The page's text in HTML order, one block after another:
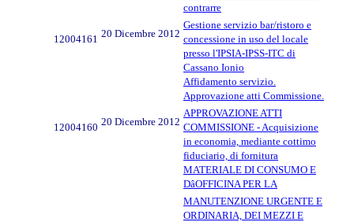
contrarre
12004161 20 Dicembre 2012
Gestione servizio bar/ristoro e
concessione in uso del locale
presso l'IPSIA-IPSS-ITC di
Cassano Ionio
Affidamento servizio.
Approvazione atti Commissione.
12004160 20 Dicembre 2012
APPROVAZIONE ATTI
COMMISSIONE - Acquisizione
in economia, mediante cottimo
fiduciario, di fornitura
MATERIALE DI CONSUMO E
DâOFFICINA PER LA
MANUTENZIONE URGENTE E
ORDINARIA, DEI MEZZI E